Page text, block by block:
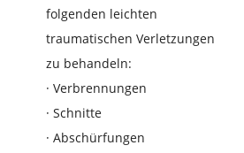
folgenden leichten
traumatischen Verletzungen
zu behandeln:
· Verbrennungen
· Schnitte
· Abschürfungen